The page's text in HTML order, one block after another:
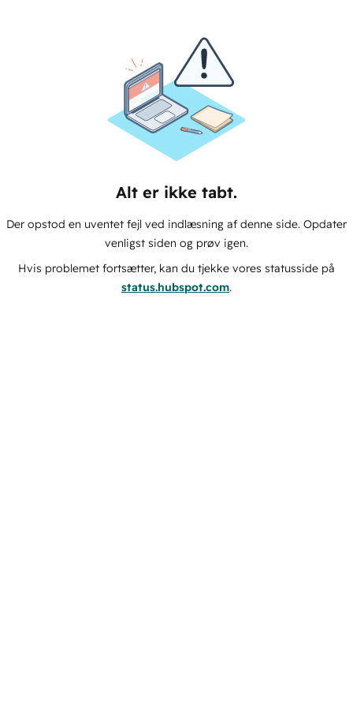
Alt er ikke tabt.
Der opstod en uventet fejl ved indlæsning af denne side. Opdater
venligst siden og prøv igen.
Hvis problemet fortsætter, kan du tjekke vores statusside på
status.hubspot.com.